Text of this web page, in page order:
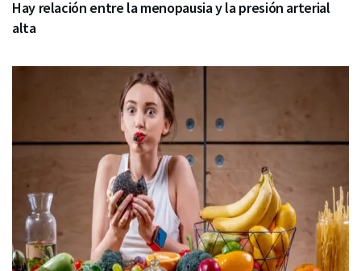
Hay relación entre la menopausia y la presión arterial
alta